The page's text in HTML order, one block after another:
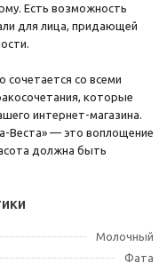
Есть возможность
для лица, придающей
сочетается со всеми
которые
интернет-магазина.
Веста» — это воплощение
должна быть
Молочный
Фата